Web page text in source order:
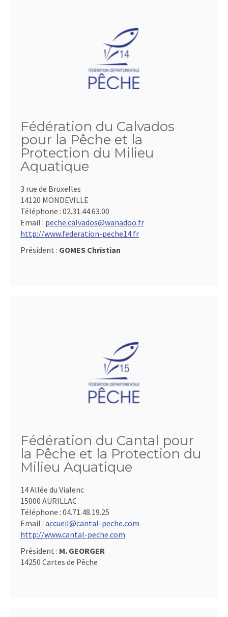
Fédération du Calvados
pour la Pêche et la
Protection du Milieu
Aquatique
3 rue de Bruxelles
14120 MONDEVILLE
Téléphone : 02.31.44.63.00
Email : peche.calvados@wanadoo.fr
http://www.federation-peche14.fr
Président : GOMES Christian
Fédération du Cantal pour
la Pêche et la Protection du
Milieu Aquatique
14 Allée du Vialenc
15000 AURILLAC
Téléphone : 04.71.48.19.25
Email : accueil@cantal-peche.com
http://www.cantal-peche.com
Président : M. GEORGER
14250 Cartes de Pêche